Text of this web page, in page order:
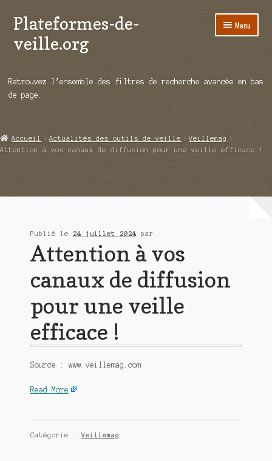
Aller
à
la
Aller
au
contenu
Plateformes-de-
veille.org
Menu
Répertoire d’ouitils
Démos vidéos
Ouvrir
Retrouvez l’ensemble des filtres de recherche avancée en bas
de page.
Accueil Actualités des outils de veille
Veillemag
Attention à vos canaux de diffusion pour une veille efficace !
Publié le 24 juillet 2024 par
Attention à vos
canaux de diffusion
pour une veille
efficace !
Source : www.veillemag.com
Read More
Catégorie :Veillemag